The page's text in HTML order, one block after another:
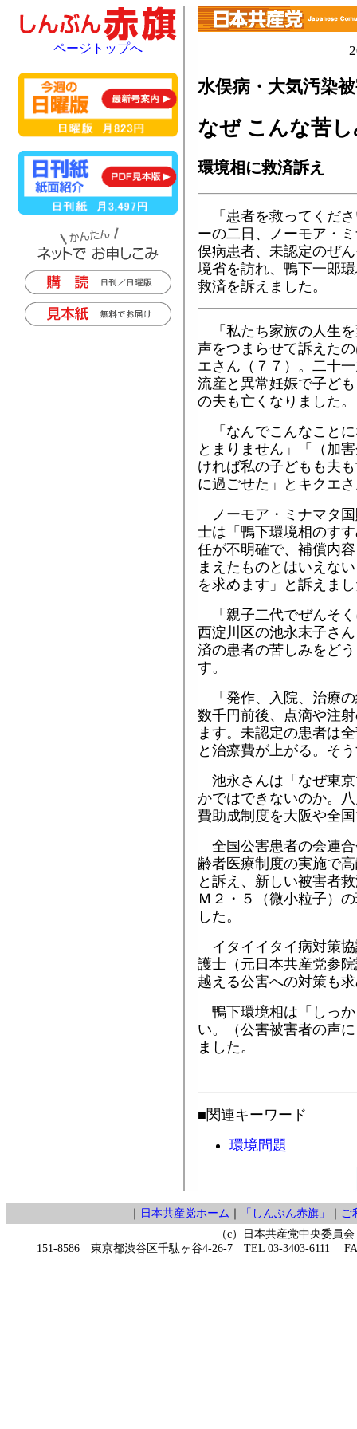
水俣病・大気汚染
なぜ こんな苦
環境相に救済訴え
「患者を救ってくだ
ーの二日、ノーモア・
俣病患者、未認定のぜ
境省を訪れ、鴨下一郎
救済を訴えました。
「私たち家族の人生
声をつまらせて訴えた
エさん（７７）。二十
流産と異常妊娠で子ど
の夫も亡くなりました。
「なんでこんなこと
とまりません」「（加
ければ私の子どもも夫
に過ごせた」とキクエ
ノーモア・ミナマタ
士は「鴨下環境相のす
任が不明確で、補償内
まえたものとはいえな
を求めます」と訴えま
「親子二代でぜんそ
西淀川区の池永末子さ
済の患者の苦しみをど
す。
「発作、入院、治療
数千円前後、点滴や注
ます。未認定の患者は
と治療費が上がる。そ
池永さんは「なぜ東
かではできないのか。
費助成制度を大阪や全
全国公害患者の会連
齢者医療制度の実施で
と訴え、新しい被害者
Ｍ２・５（微小粒子）
した。
イタイイタイ病対策
護士（元日本共産党参
越える公害への対策も
鴨下環境相は「しっ
い。（公害被害者の声
ました。
■関連キーワード
環境問題
ページトップへ
日本共産党ホーム 「しんぶん赤旗」
ご
（c）日本共産党中央委員会
151-8586 東京都渋谷区千駄ヶ谷4-26-7 TEL 03-3403-6111